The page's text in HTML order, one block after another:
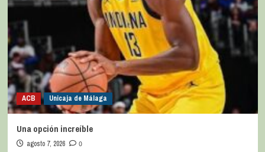
ACB Unicaja de Málaga
Una opción increíble
agosto 7, 2026 0